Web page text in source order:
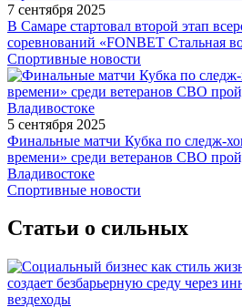
7 сентября 2025
В Самаре стартовал второй этап
соревнований «FONBET Стальная
Спортивные новости
5 сентября 2025
Финальные матчи Кубка по следж-
времени» среди ветеранов СВО
Владивостоке
Спортивные новости
Статьи о сильных